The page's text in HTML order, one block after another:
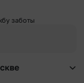
заботы